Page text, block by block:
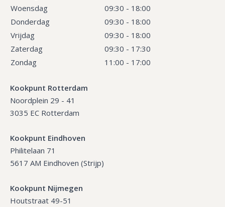
Woensdag
09:30 - 18:00
Donderdag
09:30 - 18:00
Vrijdag
09:30 - 18:00
Zaterdag
09:30 - 17:30
Zondag
11:00 - 17:00
Kookpunt Rotterdam
Noordplein 29 - 41
3035 EC Rotterdam
Kookpunt Eindhoven
Philitelaan 71
5617 AM Eindhoven (Strijp)
Kookpunt Nijmegen
Houtstraat 49-51